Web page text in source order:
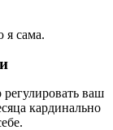
я сама.
ваш
кардинально